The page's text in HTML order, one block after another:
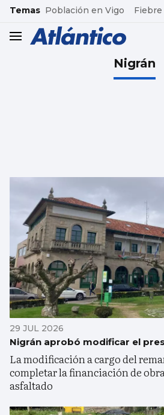
common.go-to-content
Temas Población en Vigo
header.menu.open
Nigrán
29 JUL 2026
Nigrán aprobó modificar el
La modificación a cargo del
completar la financiación de
asfaltado